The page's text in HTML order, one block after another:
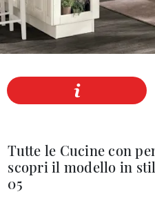
Tutte le Cucine con
scopri il modello in
05